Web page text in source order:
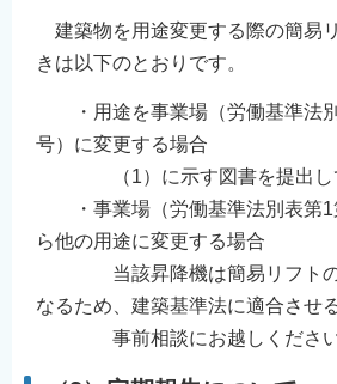
建築物を用途変更する際の簡易
きは以下のとおりです。
・用途を事業場（労働基準法
号）に変更する場合
（1）に示す図書を提出して
・事業場（労働基準法別表第1
ら他の用途に変更する場合
当該昇降機は簡易リフトの
なるため、建築基準法に適合させ
事前相談にお越しください